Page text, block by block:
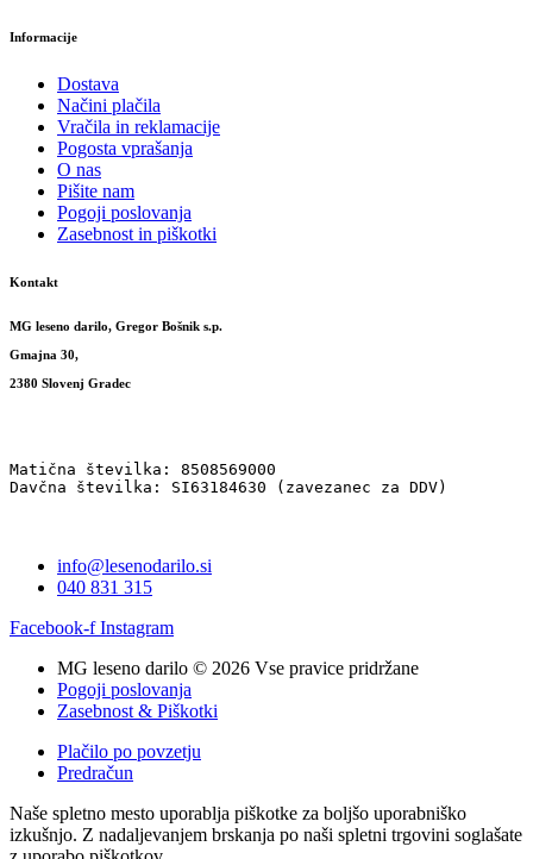
Informacije
Dostava
Načini plačila
Vračila in reklamacije
Pogosta vprašanja
O nas
Pišite nam
Pogoji poslovanja
Zasebnost in piškotki
Kontakt
MG leseno darilo, Gregor Bošnik s.p.
Gmajna 30,
2380 Slovenj Gradec
Matična številka: 8508569000
Davčna številka: SI63184630 (zavezanec za DDV)
info@lesenodarilo.si
040 831 315
Facebook-f Instagram
MG leseno darilo © 2026 Vse pravice pridržane
Pogoji poslovanja
Zasebnost & Piškotki
Plačilo po povzetju
Predračun
Naše spletno mesto uporablja piškotke za boljšo uporabniško
izkušnjo. Z nadaljevanjem brskanja po naši spletni trgovini soglašate